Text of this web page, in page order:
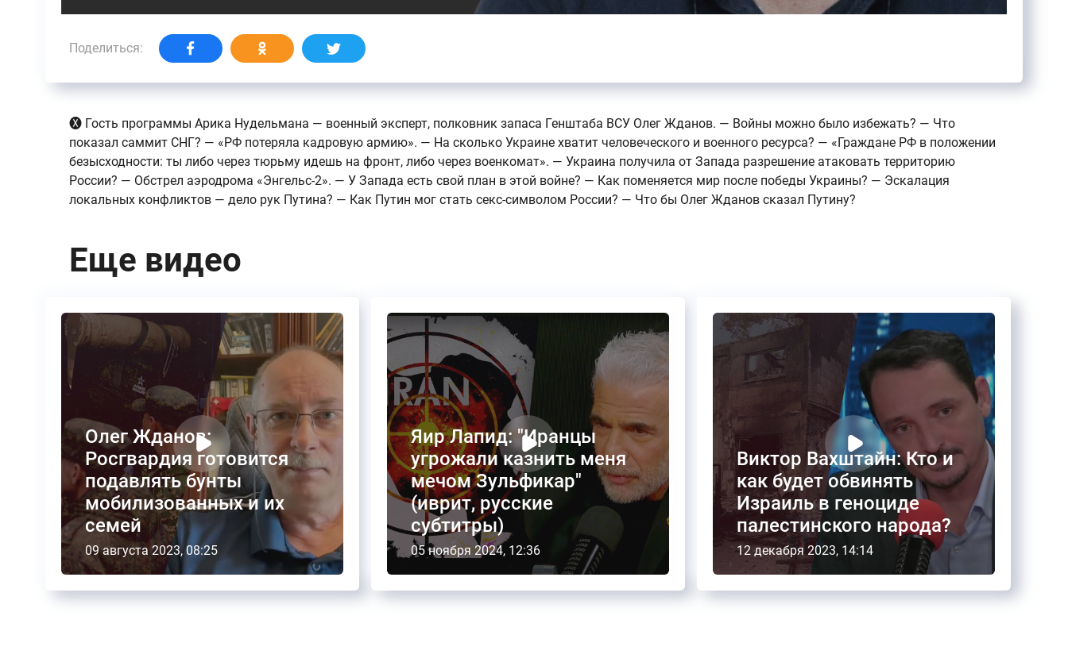
Поделиться:
🅧 Гость программы Арика Нудельмана — военный эксперт, полковник запаса Генштаба ВСУ Олег Жданов. — Войны можно было избежать? — Что
показал саммит СНГ? — «РФ потеряла кадровую армию». — На сколько Украине хватит человеческого и военного ресурса? — «Граждане РФ в положении
безысходности: ты либо через тюрьму идешь на фронт, либо через военкомат». — Украина получила от Запада разрешение атаковать территорию
России? — Обстрел аэродрома «Энгельс-2». — У Запада есть свой план в этой войне? — Как поменяется мир после победы Украины? — Эскалация
локальных конфликтов — дело рук Путина? — Как Путин мог стать секс-символом России? — Что бы Олег Жданов сказал Путину?
Еще видео
Олег Жданов:
Росгвардия готовится
подавлять бунты
мобилизованных и их
семей
09 августа 2023, 08:25
Яир Лапид: "Иранцы
угрожали казнить меня
мечом Зульфикар"
(иврит, русские
субтитры)
05 ноября 2024, 12:36
Виктор Вахштайн: Кто и
как будет обвинять
Израиль в геноциде
палестинского народа?
12 декабря 2023, 14:14